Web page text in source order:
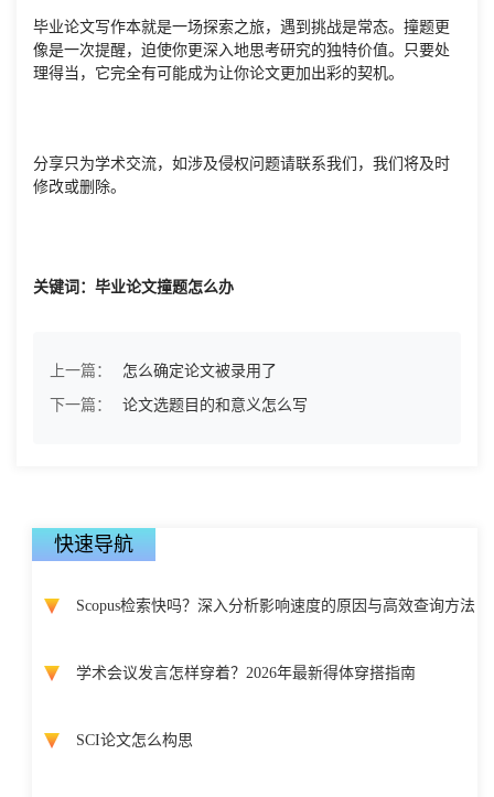
毕业论文写作本就是一场探索之旅，遇到挑战是常态。撞题更
像是一次提醒，迫使你更深入地思考研究的独特价值。只要处
理得当，它完全有可能成为让你论文更加出彩的契机。
分享只为学术交流，如涉及侵权问题请联系我们，我们将及时
修改或删除。
关键词：毕业论文撞题怎么办
上一篇：
怎么确定论文被录用了
下一篇：
论文选题目的和意义怎么写
快速导航
Scopus检索快吗？深入分析影响速度的原因与高效查询方法
学术会议发言怎样穿着？2026年最新得体穿搭指南
SCI论文怎么构思